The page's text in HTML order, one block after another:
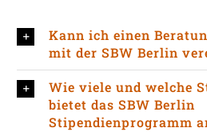
Kann ich einen
mit der SBW Berlin
Wie viele und welche
bietet das SBW Berlin
Stipendienprogramm